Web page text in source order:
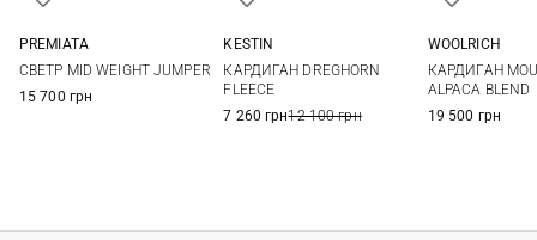
PREMIATA
СВЕТР MID WEIGHT JUMPER
15 700 грн
KESTIN
КАРДИГАН DREGHORN
FLEECE
7 260 грн12 100 грн
WOOLRICH
КАРДИГАН
ALPACA BLEND
19 500 грн